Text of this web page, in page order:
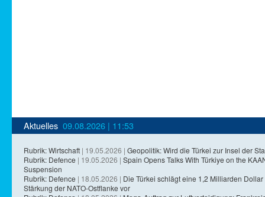
Aktuelles 09.08.2026 | 11:53
Rubrik: Wirtschaft | 19.05.2026 | Geopolitik: Wird die Türkei zur Insel der
Rubrik: Defence | 19.05.2026 | Spain Opens Talks With Türkiye on the
Suspension
Rubrik: Defence | 18.05.2026 | Die Türkei schlägt eine 1,2 Milliarden
Stärkung der NATO-Ostflanke vor